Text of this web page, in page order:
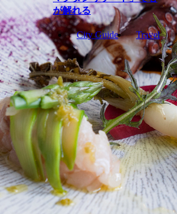
が解れる
City Guide Travel